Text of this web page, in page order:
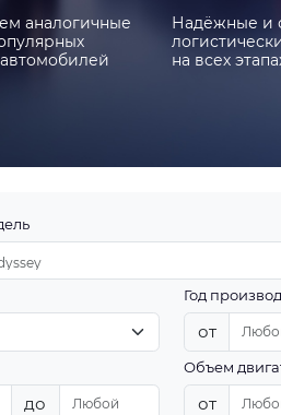
аналогичные
Надёжные и
на всех
Год
от
до
Объем
от